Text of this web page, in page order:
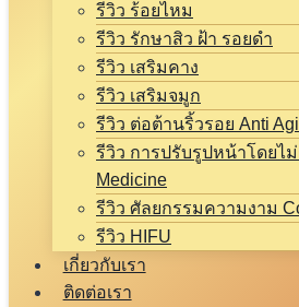
รีวิว ร้อยไหม
รีวิว รักษาสิว ฝ้า รอยดำ
รีวิว เสริมคาง
รีวิว เสริมจมูก
รีวิว ต่อต้านริ้วรอย Anti
รีวิว การปรับรูปหน้าโดยไ
Medicine
รีวิว ศัลยกรรมความงาม
รีวิว HIFU
เกี่ยวกับเรา
ติดต่อเรา